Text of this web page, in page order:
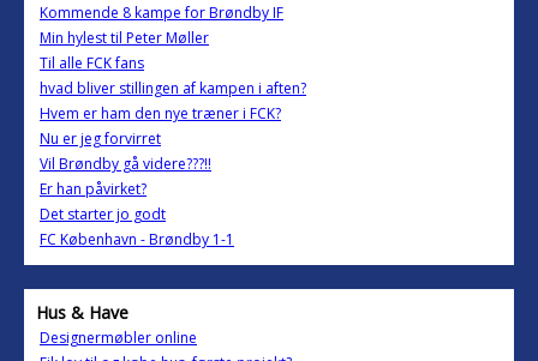
Kommende 8 kampe for Brøndby IF
Min hylest til Peter Møller
Til alle FCK fans
hvad bliver stillingen af kampen i aften?
Hvem er ham den nye træner i FCK?
Nu er jeg forvirret
Vil Brøndby gå videre???!!
Er han påvirket?
Det starter jo godt
FC København - Brøndby 1-1
Hus & Have
Designermøbler online